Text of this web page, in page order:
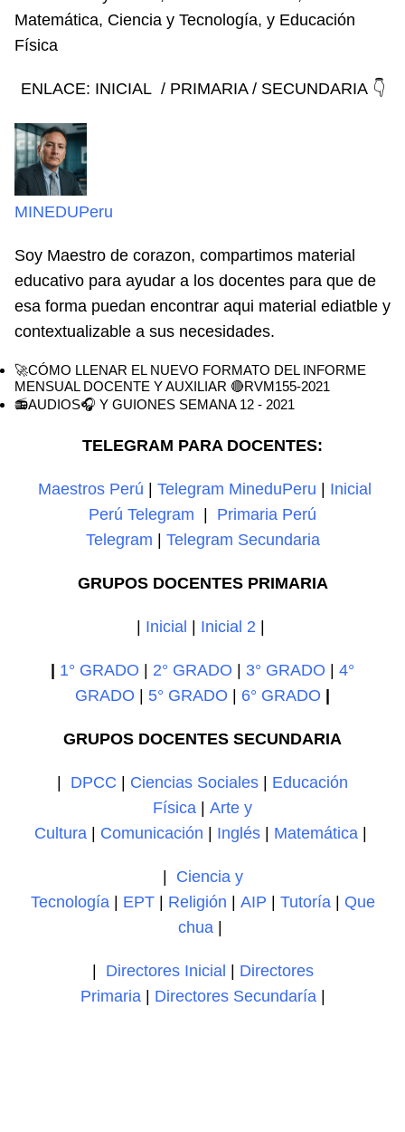
Matemática, Ciencia y Tecnología, y Educación
Física
ENLACE: INICIAL / PRIMARIA / SECUNDARIA 👇
MINEDUPeru
Soy Maestro de corazon, compartimos material
educativo para ayudar a los docentes para que de
esa forma puedan encontrar aqui material ediatble y
contextualizable a sus necesidades.
🚀CÓMO LLENAR EL NUEVO FORMATO DEL INFORME
MENSUAL DOCENTE Y AUXILIAR 🔴RVM155-2021
📻AUDIOS🎧 Y GUIONES SEMANA 12 - 2021
TELEGRAM PARA DOCENTES:
Maestros Perú Telegram MineduPeru
Inicial
Perú Telegram
Primaria Perú
Telegram
Telegram Secundaria
GRUPOS DOCENTES PRIMARIA
Inicial Inicial 2
1° GRADO 2° GRADO 3° GRADO
4°
GRADO
5° GRADO 6° GRADO
GRUPOS DOCENTES SECUNDARIA
DPCC Ciencias Sociales
Educación
Física
Arte y
Cultura| Comunicación Inglés| Matemática|
Ciencia y
Tecnología| EPT| Religión AIP Tutoría| Que
chua
Directores Inicial
Directores
Primaria| Directores Secundaría|